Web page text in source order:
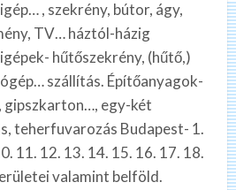
, szekrény, bútor, ágy,
TV… háztól-házig
hűtőszekrény, (hűtő,)
szállítás. Építőanyagok-
gipszkarton…, egy-két
teherfuvarozás Budapest- 1.
11. 12. 13. 14. 15. 16. 17. 18.
valamint belföld.